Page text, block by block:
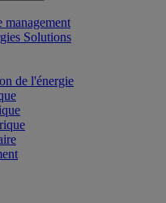
Solutions
de l'énergie